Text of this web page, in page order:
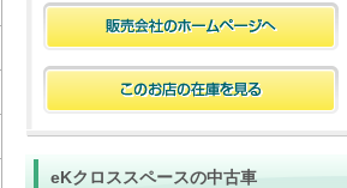
eKクロススペースの中古車